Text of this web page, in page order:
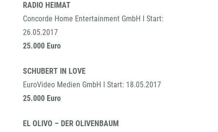
RADIO HEIMAT
Concorde Home Entertainment GmbH I Start:
26.05.2017
25.000 Euro
SCHUBERT IN LOVE
EuroVideo Medien GmbH I Start: 18.05.2017
25.000 Euro
EL OLIVO – DER OLIVENBAUM